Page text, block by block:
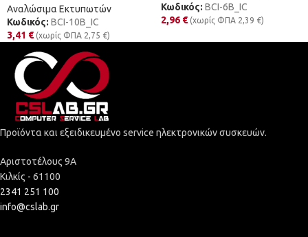
Αναλώσιμα Εκτυπωτών
Κωδικός: BCI-10B_IC
3,41 € (χωρίς ΦΠΑ 2,75 €)
Κωδικός: BCI-6B_IC
2,96 € (χωρίς ΦΠΑ 2,39 €)
Προϊόντα και εξειδικευμένο service ηλεκτρονικών συσκευών.
Αριστοτέλους 9Α
Κιλκίς - 61100
2341 251 100
info@cslab.gr